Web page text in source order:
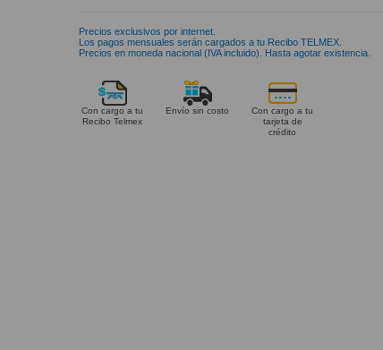
Precios exclusivos por internet.
Los pagos mensuales serán cargados a tu Recibo TELMEX.
Precios en moneda nacional (IVA incluido). Hasta agotar existencia.
Con cargo a tu
Recibo Telmex
Envío sin costo
Con cargo a tu
tarjeta de
crédito